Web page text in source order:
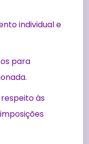
individual e
para
às